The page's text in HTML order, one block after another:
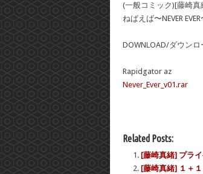
(一般コミック)[藤崎真
ねばえば〜NEVER EVER
DOWNLOAD/ダウンロ
Rapidgator az
Never_Ever_v01.rar
Related Posts:
[藤崎真緒] プラ
[藤崎真緒] １＋